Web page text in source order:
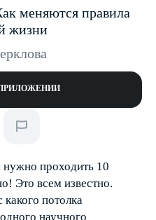
меняются правила
жизни
нужно проходить 10
Это всем известно.
потолка
научного